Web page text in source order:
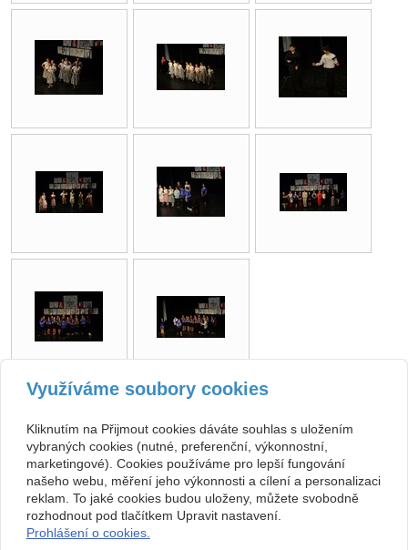
Kontakt
Základní umělecká škola
Komenského 189, 27101
Nové Strašecí
47013729
+420 313 572 441
info@zusnovestraseci.cz
Využíváme soubory cookies
Kliknutím na Přijmout cookies dáváte souhlas s uložením
vybraných cookies (nutné, preferenční, výkonnostní,
marketingové). Cookies používáme pro lepší fungování
našeho webu, měření jeho výkonnosti a cílení a personalizaci
reklam. To jaké cookies budou uloženy, můžete svobodně
rozhodnout pod tlačítkem Upravit nastavení.
Prohlášení o cookies.